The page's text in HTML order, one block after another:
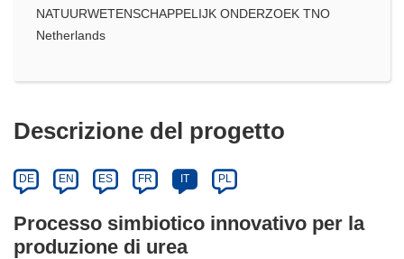
NATUURWETENSCHAPPELIJK ONDERZOEK TNO
Netherlands
Descrizione del progetto
DE EN ES FR IT PL
Processo simbiotico innovativo per la
produzione di urea